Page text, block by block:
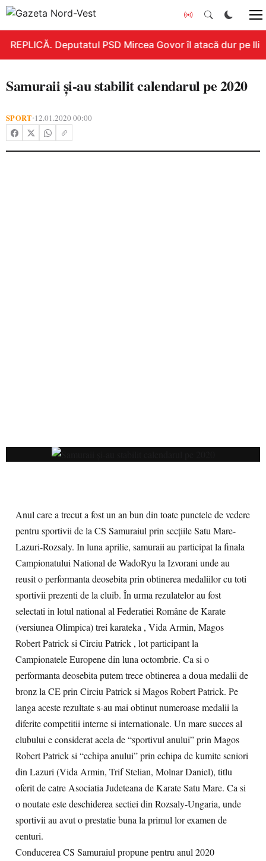
REPLICĂ. Deputatul PSD Mircea Govor îl atacă dur pe
Samuraii și-au stabilit calendarul pe 2020
SPORT•12.01.2020 00:00
Anul care a trecut a fost un an bun din toate punctele de vedere
pentru sportivii de la CS Samuraiul prin secțiile Satu Mare-
Lazuri-Rozsaly. In luna aprilie, samuraii au participat la finala
Campionatului National de WadoRyu la Izvorani unde au
reusit o performanta deosebita prin obtinerea medaliilor cu toti
sportivii prezenti de la cluib. În urma rezulatelor au fost
selectati in lotul national al Federatiei Române de Karate
(versiunea Olimpica) trei karateka , Vida Armin, Magos
Robert Patrick si Circiu Patrick , lot participant la
Campionatele Europene din luna octombrie. Ca si o
performanta deosebita putem trece obtinerea a doua medalii de
bronz la CE prin Circiu Patrick si Magos Robert Patrick. Pe
langa aceste rezultate s-au mai obtinut numeroase medalii la
diferite competitii interne si internationale. Un mare succes al
clubului e considerat acela de “sportivul anului” prin Magos
Robert Patrick si “echipa anului” prin echipa de kumite seniori
din Lazuri (Vida Armin, Trif Stelian, Molnar Daniel), titlu
oferit de catre Asociatia Judeteana de Karate Satu Mare. Ca si
o noutate este deschiderea sectiei din Rozsaly-Ungaria, unde
sportivii au avut o prestatie buna la primul lor examen de
centuri.
Conducerea CS Samuraiul propune pentru anul 2020